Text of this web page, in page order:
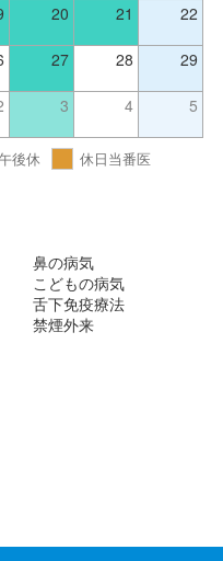
20 21 22
27 28 29
3 4 5
後休 休日当番医
鼻の病気
こどもの病気
舌下免疫療法
禁煙外来